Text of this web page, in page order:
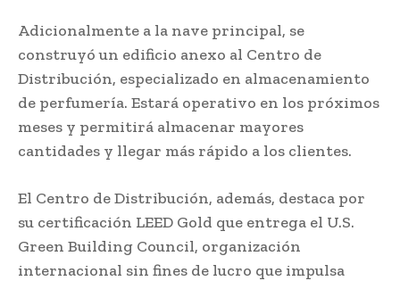
Adicionalmente a la nave principal, se
construyó un edificio anexo al Centro de
Distribución, especializado en almacenamiento
de perfumería. Estará operativo en los próximos
meses y permitirá almacenar mayores
cantidades y llegar más rápido a los clientes.
El Centro de Distribución, además, destaca por
su certificación LEED Gold que entrega el U.S.
Green Building Council, organización
internacional sin fines de lucro que impulsa